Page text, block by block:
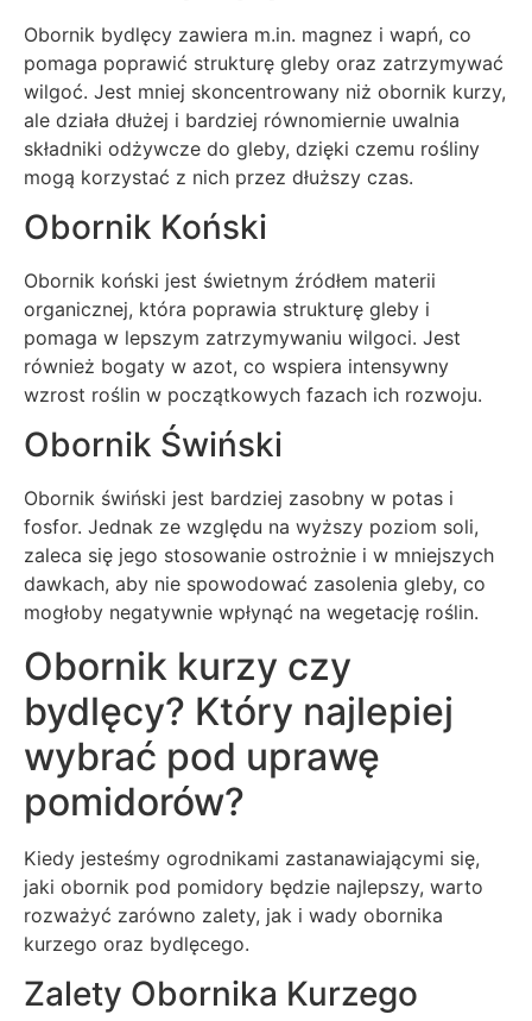
Obornik bydlęcy zawiera m.in. magnez i wapń, co
pomaga poprawić strukturę gleby oraz zatrzymywać
wilgoć. Jest mniej skoncentrowany niż obornik kurzy,
ale działa dłużej i bardziej równomiernie uwalnia
składniki odżywcze do gleby, dzięki czemu rośliny
mogą korzystać z nich przez dłuższy czas.
Obornik Koński
Obornik koński jest świetnym źródłem materii
organicznej, która poprawia strukturę gleby i
pomaga w lepszym zatrzymywaniu wilgoci. Jest
również bogaty w azot, co wspiera intensywny
wzrost roślin w początkowych fazach ich rozwoju.
Obornik Świński
Obornik świński jest bardziej zasobny w potas i
fosfor. Jednak ze względu na wyższy poziom soli,
zaleca się jego stosowanie ostrożnie i w mniejszych
dawkach, aby nie spowodować zasolenia gleby, co
mogłoby negatywnie wpłynąć na wegetację roślin.
Obornik kurzy czy
bydlęcy? Który najlepiej
wybrać pod uprawę
pomidorów?
Kiedy jesteśmy ogrodnikami zastanawiającymi się,
jaki obornik pod pomidory będzie najlepszy, warto
rozważyć zarówno zalety, jak i wady obornika
kurzego oraz bydlęcego.
Zalety Obornika Kurzego